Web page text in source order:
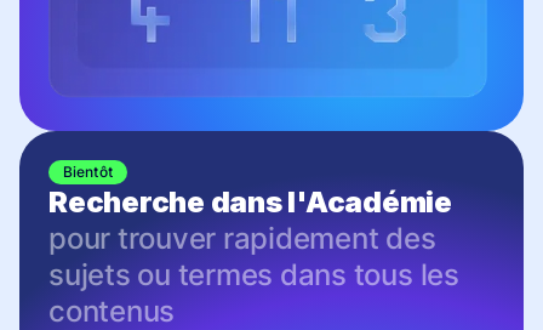
Bientôt
Recherche dans l'Académie
pour trouver rapidement des
sujets ou termes dans tous les
contenus